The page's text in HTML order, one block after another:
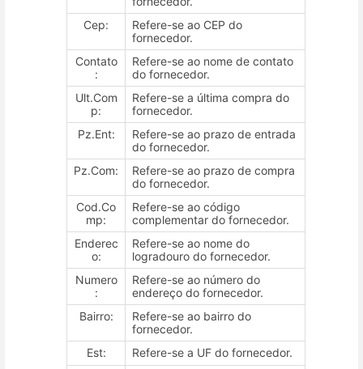
Cep:
Refere-se ao CEP do
fornecedor.
Contato
:
Refere-se ao nome de contato
do fornecedor.
Ult.Com
p:
Refere-se a última compra do
fornecedor.
Pz.Ent:
Refere-se ao prazo de entrada
do fornecedor.
Pz.Com:
Refere-se ao prazo de compra
do fornecedor.
Cod.Co
mp:
Refere-se ao código
complementar do fornecedor.
Enderec
o:
Refere-se ao nome do
logradouro do fornecedor.
Numero
:
Refere-se ao número do
endereço do fornecedor.
Bairro:
Refere-se ao bairro do
fornecedor.
Est:
Refere-se a UF do fornecedor.